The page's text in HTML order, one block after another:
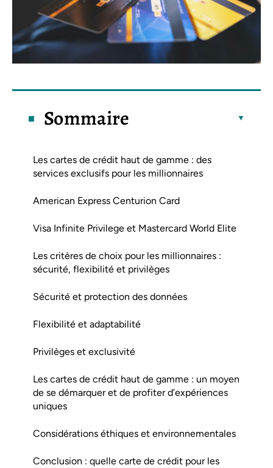
Sommaire
Les cartes de crédit haut de gamme : des
services exclusifs pour les millionnaires
American Express Centurion Card
Visa Infinite Privilege et Mastercard World Elite
Les critères de choix pour les millionnaires :
sécurité, flexibilité et privilèges
Sécurité et protection des données
Flexibilité et adaptabilité
Privilèges et exclusivité
Les cartes de crédit haut de gamme : un moyen
de se démarquer et de profiter d’expériences
uniques
Considérations éthiques et environnementales
Conclusion : quelle carte de crédit pour les